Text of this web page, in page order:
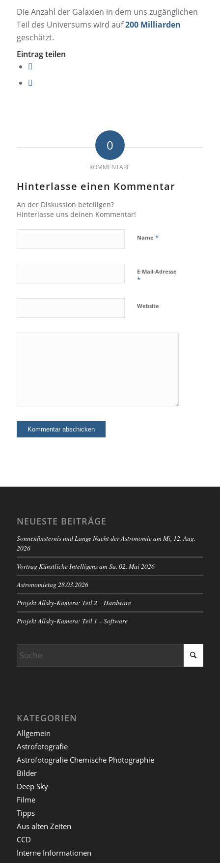
Die Anzahl der Galaxien in dem uns zugänglichen
Teil des Universums wird auf200 Milliarden
geschätzt.
Eintrag teilen
0
KOMMENTARE
Hinterlasse einen Kommentar
An der Diskussion beteiligen?
Hinterlasse uns deinen Kommentar!
Name *
E-Mail-Adresse
*
Website
NEUESTE BEITRÄGE
Sonnenfinsternis und Lange Nacht der Astronomie am Mi, 12. Aug.
2026
Vortrag Künstliche Intelligenz am Sa. 02. Mai 2026
Astronomietag 28.03.2026
Projekt Allsky-Kamera: Teil 2 – Hardware
Projekt Allsky-Kamera: Teil 1 – Software
KATEGORIEN
Allgemein
Astrofotografie
Astrofotografie Chemische Photographie
Bilder
Deep Sky
Filme
Tipps
Aus alten Zeiten
CCD
Interne Informationen